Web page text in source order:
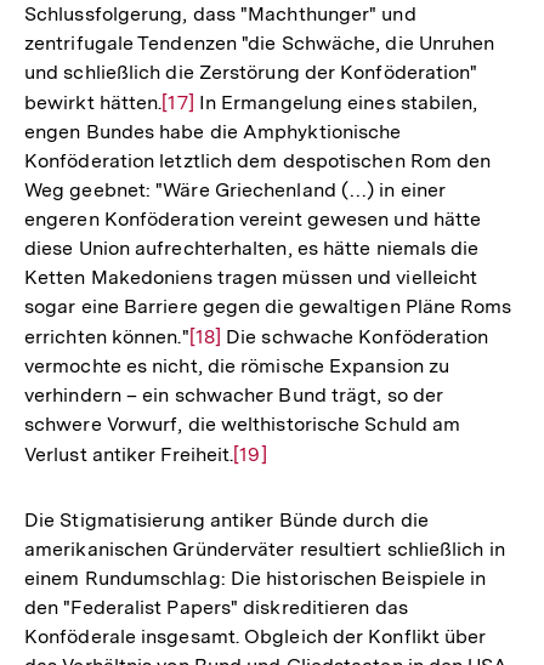
Auflösung
der
Fußnote
Schlussfolgerung, dass "Machthunger" und
zentrifugale Tendenzen "die Schwäche, die Unruhen
und schließlich die Zerstörung der Konföderation"
bewirkt hätten.Zur
Auflösung
der
Fußnote
[17] In Ermangelung eines stabilen,
engen Bundes habe die Amphyktionische
Konföderation letztlich dem despotischen Rom den
Weg geebnet: "Wäre Griechenland (…) in einer
engeren Konföderation vereint gewesen und hätte
diese Union aufrechterhalten, es hätte niemals die
Ketten Makedoniens tragen müssen und vielleicht
sogar eine Barriere gegen die gewaltigen Pläne Roms
errichten können."Zur
Auflösung
der
Fußnote
[18] Die schwache Konföderation
vermochte es nicht, die römische Expansion zu
verhindern – ein schwacher Bund trägt, so der
schwere Vorwurf, die welthistorische Schuld am
Verlust antiker Freiheit.Zur
der
Fußnote
[19]
Die Stigmatisierung antiker Bünde durch die
amerikanischen Gründerväter resultiert schließlich in
einem Rundumschlag: Die historischen Beispiele in
den "Federalist Papers" diskreditieren das
Konföderale insgesamt. Obgleich der Konflikt über